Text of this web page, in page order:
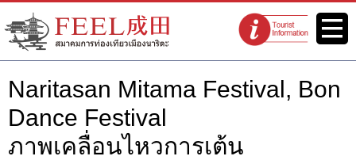
เว็บไซต์สมาคมการท่องเที่ยวเมือง
นาริตะ FEEL นาริตะ
จุดแนะนำนัก
ท่องเที่ยว
เมนู
Naritasan Mitama Festival, Bon
Dance Festival
ภาพเคลื่อนไหวการเต้น